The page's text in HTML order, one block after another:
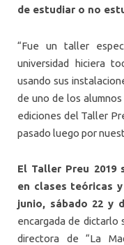
de estudiar o no
“Fue un taller
universidad hiciera
usando sus
de uno de los
ediciones del Taller
pasado luego por
El Taller Preu 2019
en clases teóricas
junio, sábado 22 y
encargada de dictarlo
directora de “La